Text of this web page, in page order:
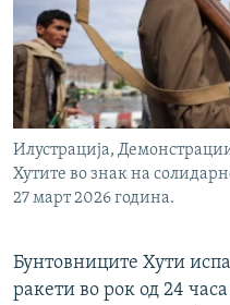
Илустрација,
Хутите во знак на
27 март 2026 година.
Бунтовниците Хути
ракети во рок од 24